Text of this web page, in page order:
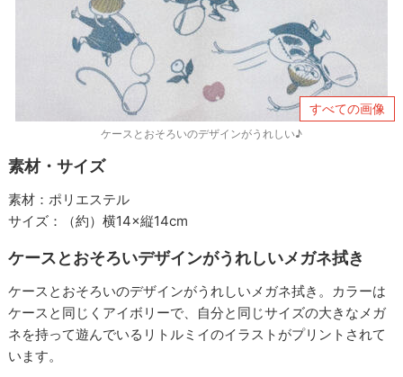
すべての画像
ケースとおそろいのデザインがうれしい♪
素材・サイズ
素材：ポリエステル
サイズ：（約）横14×縦14cm
ケースとおそろいデザインがうれしいメガネ拭き
ケースとおそろいのデザインがうれしいメガネ拭き。カラーは
ケースと同じくアイボリーで、自分と同じサイズの大きなメガ
ネを持って遊んでいるリトルミイのイラストがプリントされて
います。